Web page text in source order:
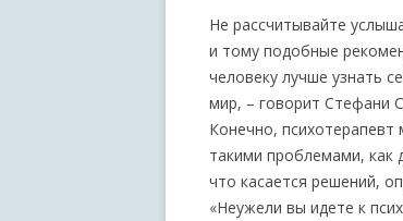
Не рассчитывайте
и тому подобные
человеку лучше узнать
мир, – говорит Стефани
Конечно, психотерапевт
такими проблемами, как
что касается решений,
«Неужели вы идете к